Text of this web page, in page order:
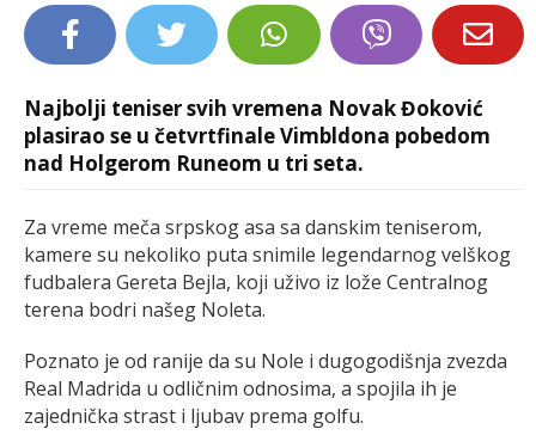
Najbolji teniser svih vremena Novak Đoković
plasirao se u četvrtfinale Vimbldona pobedom
nad Holgerom Runeom u tri seta.
Za vreme meča srpskog asa sa danskim teniserom,
kamere su nekoliko puta snimile legendarnog velškog
fudbalera Gereta Bejla, koji uživo iz lože Centralnog
terena bodri našeg Noleta.
Poznato je od ranije da su Nole i dugogodišnja zvezda
Real Madrida u odličnim odnosima, a spojila ih je
zajednička strast i ljubav prema golfu.